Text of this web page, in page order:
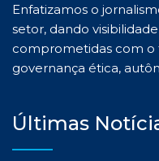
Enfatizamos o
setor, dando
comprometidas com o
governança ética,
Últimas